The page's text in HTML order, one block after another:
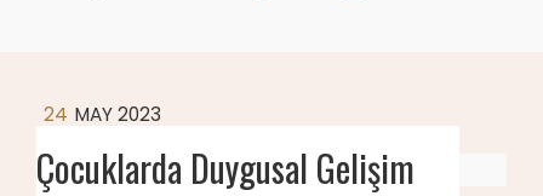
24 MAY 2023
Çocuklarda Duygusal Gelişim